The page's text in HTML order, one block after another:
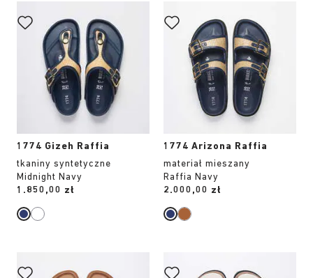
1774 Gizeh Raffia
tkaniny syntetyczne
Midnight Navy
Price:
1.850,00 zł
koloru
spowoduje
zmianę
zdjęcia
produktu
1774 Arizona Raffia
materiał mieszany
Raffia Navy
Price:
2.000,00 zł
koloru
spowoduje
zmianę
zdjęcia
produktu
koloru
koloru